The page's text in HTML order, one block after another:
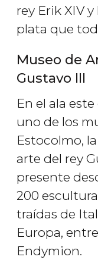
rey Erik XIV
plata que
Museo de
Gustavo III
En el ala
uno de los
Estocolmo,
arte del rey
presente
200
traídas de
Europa,
Endymion.